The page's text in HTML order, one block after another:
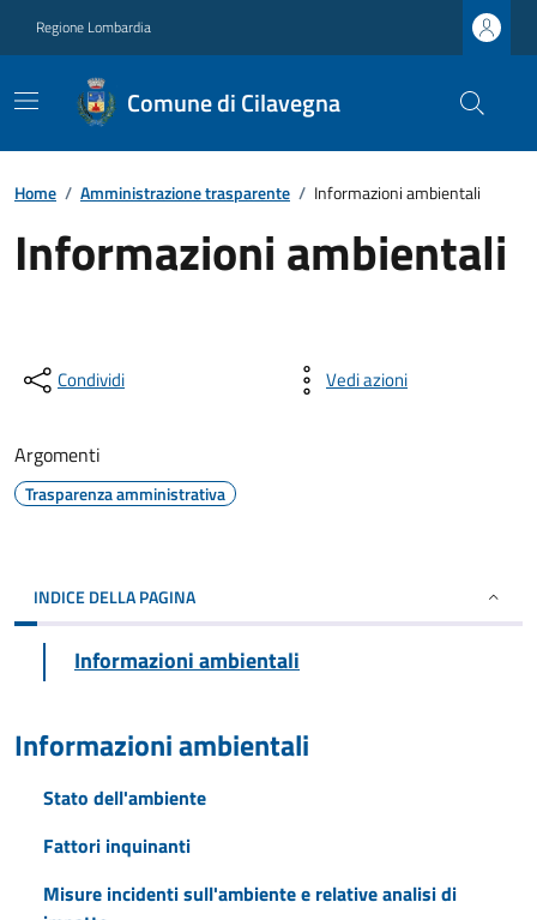
Regione Lombardia
Comune di Cilavegna
Home / Amministrazione trasparente / Informazioni ambientali
Informazioni ambientali
Condividi Vedi azioni
Argomenti
Trasparenza amministrativa
INDICE DELLA PAGINA
Informazioni ambientali
Informazioni ambientali
Stato dell'ambiente
Fattori inquinanti
Misure incidenti sull'ambiente e relative analisi di